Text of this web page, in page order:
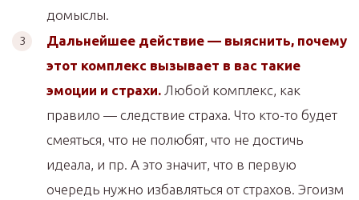
домыслы.
Дальнейшее действие — выяснить, почему
этот комплекс вызывает в вас такие
эмоции и страхи. Любой комплекс, как
правило — следствие страха. Что кто-то будет
смеяться, что не полюбят, что не достичь
идеала, и пр. А это значит, что в первую
очередь нужно избавляться от страхов. Эгоизм